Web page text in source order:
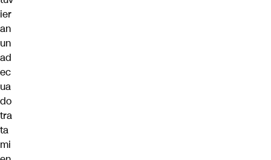
ier
an
un
ad
ec
ua
do
tra
ta
mi